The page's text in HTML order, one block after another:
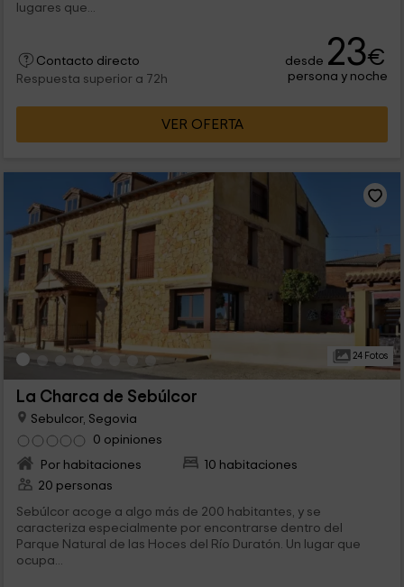
lugares que...
Contacto directo
Respuesta superior a 72h
desde 23€
persona y noche
VER OFERTA
24 Fotos
La Charca de Sebúlcor
Sebulcor, Segovia
0 opiniones
Por habitaciones
10 habitaciones
20 personas
Sebúlcor acoge a algo más de 200 habitantes, y se
caracteriza especialmente por encontrarse dentro del
Parque Natural de las Hoces del Río Duratón. Un lugar que
ocupa...